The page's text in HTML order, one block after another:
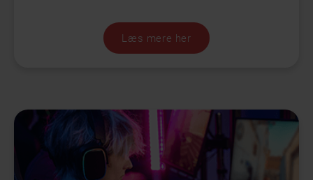
Læs mere her